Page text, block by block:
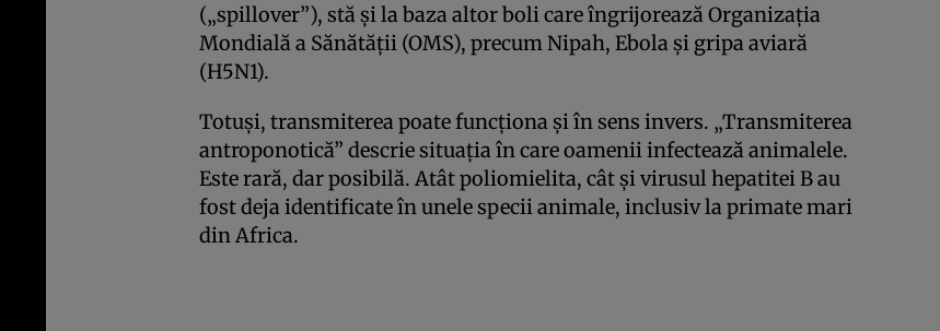
(„spillover”), stă și la baza altor boli care îngrijorează Organizația
Mondială a Sănătății (OMS), precum Nipah, Ebola și gripa aviară
(H5N1).
Totuși, transmiterea poate funcționa și în sens invers. „Transmiterea
antroponotică” descrie situația în care oamenii infectează animalele.
Este rară, dar posibilă. Atât poliomielita, cât și virusul hepatitei B au
fost deja identificate în unele specii animale, inclusiv la primate mari
din Africa.